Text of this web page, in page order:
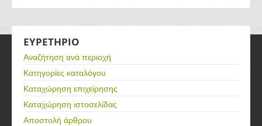
ΕΥΡΕΤΗΡΙΟ
Αναζήτηση ανά περιοχή
Κατηγορίες καταλόγου
Καταχώρηση επιχείρησης
Καταχώρηση ιστοσελίδας
Αποστολή άρθρου